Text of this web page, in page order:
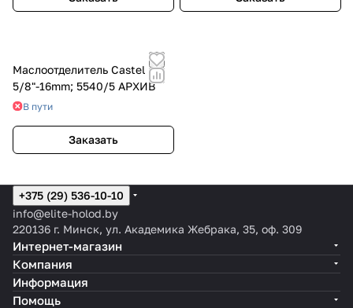
Маслоотделитель Castel
5/8"-16mm; 5540/5 АРХИВ
В пути
Заказать
+375 (29) 536-10-10
info@elite-holod.by
220136 г. Минск, ул. Академика Жебрака, 35, оф. 309
Интернет-магазин
Компания
Информация
Помощь